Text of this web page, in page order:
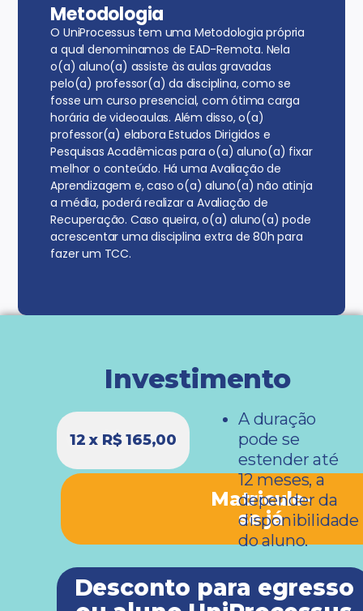
Metodologia
O UniProcessus tem uma Metodologia própria
a qual denominamos de EAD-Remota. Nela
o(a) aluno(a) assiste às aulas gravadas
pelo(a) professor(a) da disciplina, como se
fosse um curso presencial, com ótima carga
horária de videoaulas. Além disso, o(a)
professor(a) elabora Estudos Dirigidos e
Pesquisas Acadêmicas para o(a) aluno(a) fixar
melhor o conteúdo. Há uma Avaliação de
Aprendizagem e, caso o(a) aluno(a) não atinja
a média, poderá realizar a Avaliação de
Recuperação. Caso queira, o(a) aluno(a) pode
acrescentar uma disciplina extra de 80h para
fazer um TCC.
Investimento
12 x R$ 165,00
Matricule-
se já
A duração
pode se
estender até
12 meses, a
depender da
disponibilidade
do aluno.
Desconto para egresso